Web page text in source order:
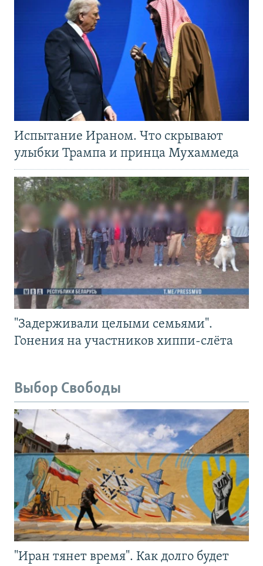
Испытание Ираном. Что скрывают
улыбки Трампа и принца Мухаммеда
"Задерживали целыми семьями".
Гонения на участников хиппи-слёта
Выбор Свободы
"Иран тянет время". Как долго будет